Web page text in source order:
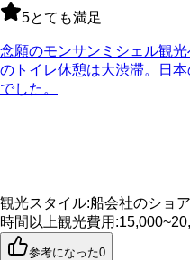
5とても満足
念願のモンサンミシェル観
のトイレ休憩は大渋滞。日
でした。
観光スタイル:船会社のショ
時間以上観光費用 :
参考になった0